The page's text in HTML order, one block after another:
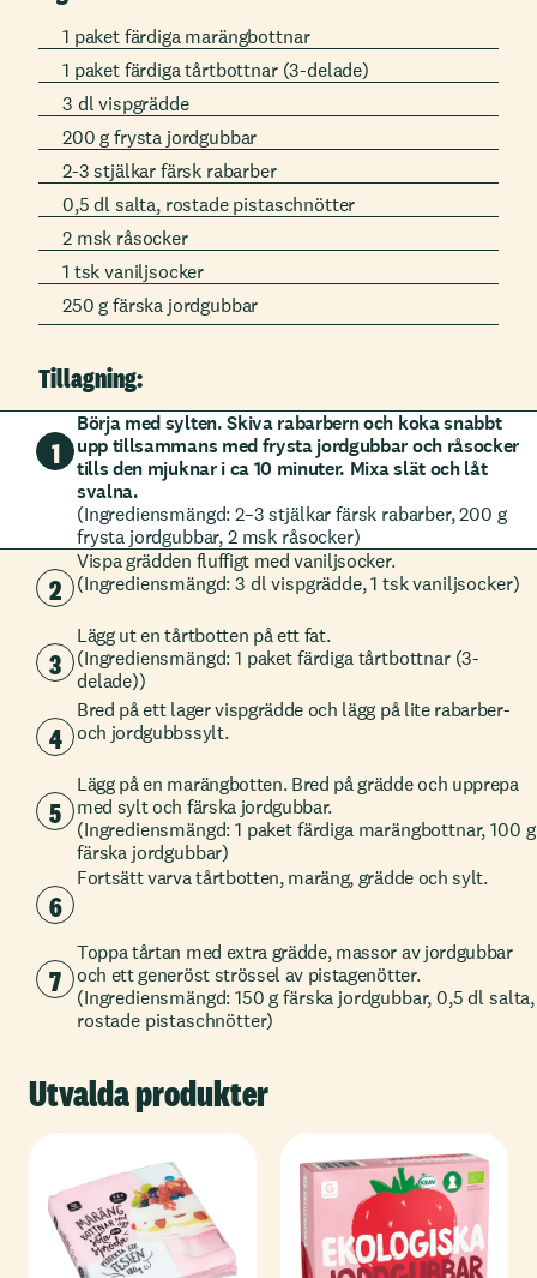
1 paket färdiga marängbottnar
1 paket färdiga tårtbottnar (3-delade)
3 dl vispgrädde
200 g frysta jordgubbar
2-3 stjälkar färsk rabarber
0,5 dl salta, rostade pistaschnötter
2 msk råsocker
1 tsk vaniljsocker
250 g färska jordgubbar
Tillagning:
1
Börja med sylten. Skiva rabarbern och koka snabbt
upp tillsammans med frysta jordgubbar och råsocker
tills den mjuknar i ca 10 minuter. Mixa slät och låt
svalna.
(Ingrediensmängd: 2–3 stjälkar färsk rabarber, 200 g
frysta jordgubbar, 2 msk råsocker)
2
Vispa grädden fluffigt med vaniljsocker.
(Ingrediensmängd: 3 dl vispgrädde, 1 tsk vaniljsocker)
3
Lägg ut en tårtbotten på ett fat.
(Ingrediensmängd: 1 paket färdiga tårtbottnar (3-
delade))
4
Bred på ett lager vispgrädde och lägg på lite rabarber-
och jordgubbssylt.
5
Lägg på en marängbotten. Bred på grädde och upprepa
med sylt och färska jordgubbar.
(Ingrediensmängd: 1 paket färdiga marängbottnar, 100 g
färska jordgubbar)
6
Fortsätt varva tårtbotten, maräng, grädde och sylt.
7
Toppa tårtan med extra grädde, massor av jordgubbar
och ett generöst strössel av pistagenötter.
(Ingrediensmängd: 150 g färska jordgubbar, 0,5 dl salta,
rostade pistaschnötter)
Utvalda produkter